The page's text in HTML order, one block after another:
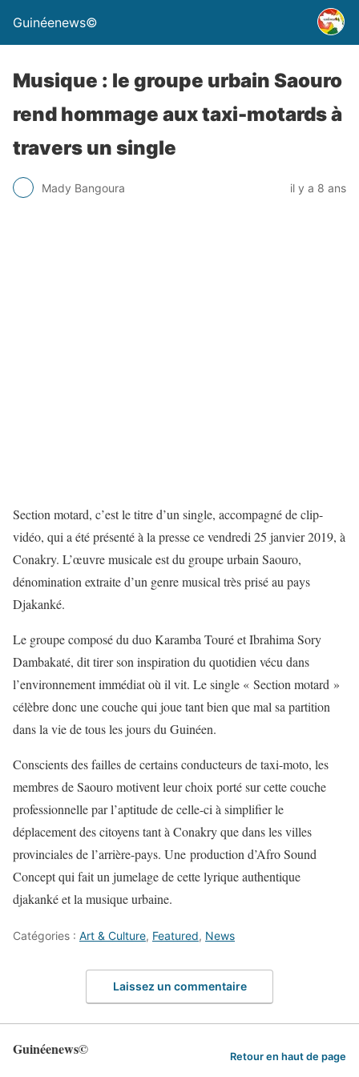
Guinéenews©
Musique : le groupe urbain Saouro
rend hommage aux taxi-motards à
travers un single
Mady Bangoura il y a 8 ans
Section motard, c’est le titre d’un single, accompagné de clip-
vidéo, qui a été présenté à la presse ce vendredi 25 janvier 2019, à
Conakry. L’œuvre musicale est du groupe urbain Saouro,
dénomination extraite d’un genre musical très prisé au pays
Djakanké.
Le groupe composé du duo Karamba Touré et Ibrahima Sory
Dambakaté, dit tirer son inspiration du quotidien vécu dans
l’environnement immédiat où il vit. Le single « Section motard »
célèbre donc une couche qui joue tant bien que mal sa partition
dans la vie de tous les jours du Guinéen.
Conscients des failles de certains conducteurs de taxi-moto, les
membres de Saouro motivent leur choix porté sur cette couche
professionnelle par l’aptitude de celle-ci à simplifier le
déplacement des citoyens tant à Conakry que dans les villes
provinciales de l’arrière-pays. Une production d’Afro Sound
Concept qui fait un jumelage de cette lyrique authentique
djakanké et la musique urbaine.
Catégories : Art & Culture, Featured, News
Laissez un commentaire
Guinéenews© Retour en haut de page